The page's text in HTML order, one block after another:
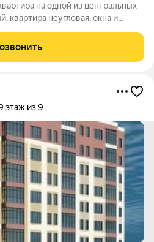
на одной из центральных
квартира неугловая, окна и
соответствует
сухая,
этаж из 9